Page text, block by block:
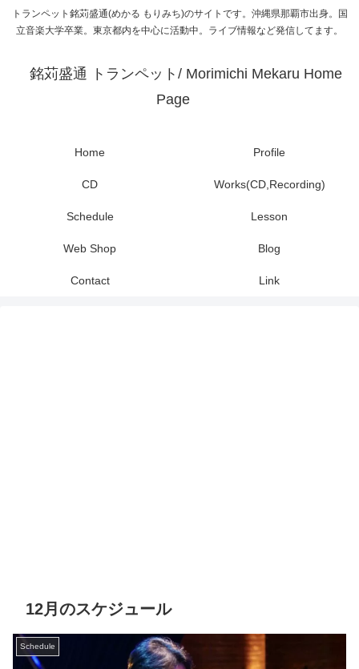
トランペット銘苅盛通(めかる もりみち)のサイトです。沖縄県那覇市出身。国
立音楽大学卒業。東京都内を中心に活動中。ライブ情報など発信してます。
銘苅盛通 トランペット/ Morimichi Mekaru Home
Page
Home Profile
CD Works(CD,Recording)
Schedule Lesson
Web Shop Blog
Contact Link
12月のスケジュール
Schedule